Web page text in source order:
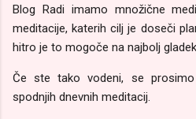
Blog Radi imamo množične
meditacije, katerih cilj je doseči
hitro je to mogoče na najbolj gladek
Če ste tako vodeni, se prosimo
spodnjih dnevnih meditacij.